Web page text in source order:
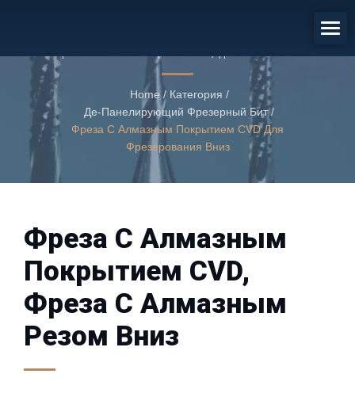
CVD
резом вниз
Home / Категория /
Де-Панелирующий Фрезерный Бит /
Фреза С Алмазным Покрытием CVD Для
Фрезерования Вниз
Фреза С Алмазным
Покрытием CVD,
Фреза С Алмазным
Резом Вниз